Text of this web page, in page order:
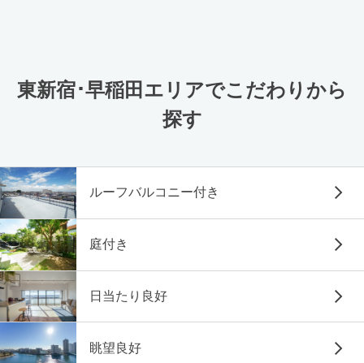
東新宿･早稲田エリアでこだわりから
探す
ルーフバルコニー付き
庭付き
日当たり良好
眺望良好